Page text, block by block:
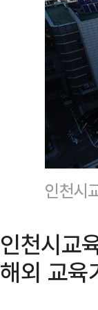
인천시
인천시교
해외 교육